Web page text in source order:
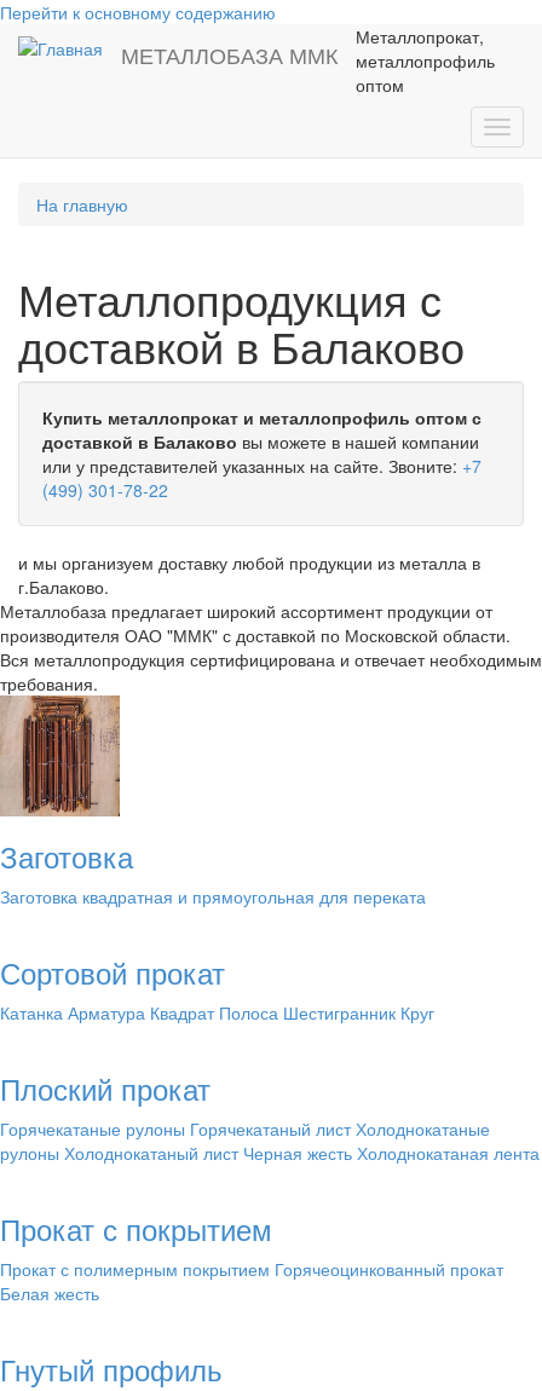
Перейти к основному содержанию
МЕТАЛЛОБАЗА ММК
Металлопрокат,
металлопрофиль
оптом
На главную
Металлопродукция с
доставкой в Балаково
Купить металлопрокат и металлопрофиль оптом с
доставкой в Балаково вы можете в нашей компании
или у представителей указанных на сайте. Звоните: +7
(499) 301-78-22
и мы организуем доставку любой продукции из металла в
г.Балаково.
Металлобаза предлагает широкий ассортимент продукции от
производителя ОАО "ММК" с доставкой по Московской области.
Вся металлопродукция сертифицирована и отвечает необходимым
требования.
Заготовка
Заготовка квадратная и прямоугольная для переката
Сортовой прокат
Катанка Арматура Квадрат Полоса Шестигранник Круг
Плоский прокат
Горячекатаные рулоны Горячекатаный лист Холоднокатаные
рулоны Холоднокатаный лист Черная жесть Холоднокатаная лента
Прокат с покрытием
Прокат с полимерным покрытием Горячеоцинкованный прокат
Белая жесть
Гнутый профиль